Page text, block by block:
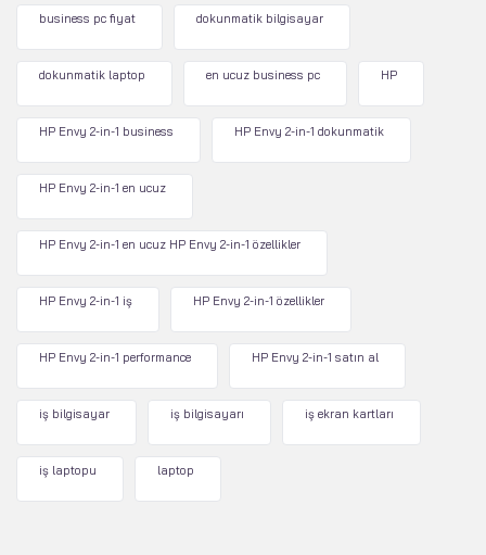
business pc fiyat dokunmatik bilgisayar
dokunmatik laptop en ucuz business pc HP
HP Envy 2-in-1 business HP Envy 2-in-1 dokunmatik
HP Envy 2-in-1 en ucuz
HP Envy 2-in-1 en ucuz HP Envy 2-in-1 özellikler
HP Envy 2-in-1 iş HP Envy 2-in-1 özellikler
HP Envy 2-in-1 performance HP Envy 2-in-1 satın al
iş bilgisayar iş bilgisayarı iş ekran kartları
iş laptopu laptop